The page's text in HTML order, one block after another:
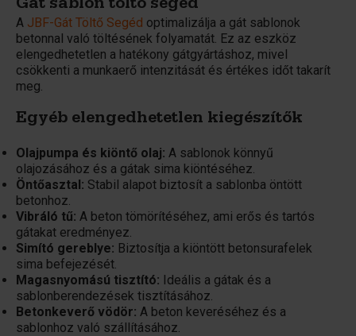
Gát sablon töltő segéd
A JBF-Gát Töltő Segéd optimalizálja a gát sablonok
betonnal való töltésének folyamatát. Ez az eszköz
elengedhetetlen a hatékony gátgyártáshoz, mivel
csökkenti a munkaerő intenzitását és értékes időt takarít
meg.
Egyéb elengedhetetlen kiegészítők
Olajpumpa és kiöntő olaj: A sablonok könnyű
olajozásához és a gátak sima kiöntéséhez.
Öntőasztal: Stabil alapot biztosít a sablonba öntött
betonhoz.
Vibráló tű: A beton tömörítéséhez, ami erős és tartós
gátakat eredményez.
Simító gereblye: Biztosítja a kiöntött betonsurafelek
sima befejezését.
Magasnyomású tisztító: Ideális a gátak és a
sablonberendezések tisztításához.
Betonkeverő vödör: A beton keveréséhez és a
sablonhoz való szállításához.